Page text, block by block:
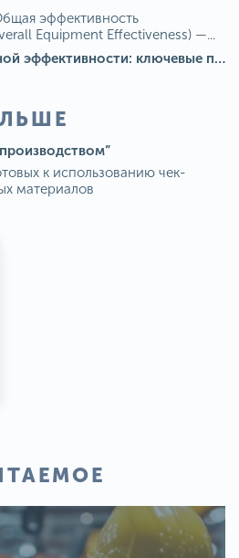
эффективность
Equipment Effectiveness) —...
Измерение операционной эффективности: ключевые показатели для непрерывного совершенствования
к использованию чек-
материалов